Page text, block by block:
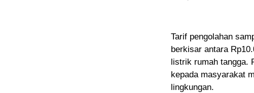
Tarif pengolahan
berkisar antara
listrik rumah tangga.
kepada masyarakat
lingkungan.